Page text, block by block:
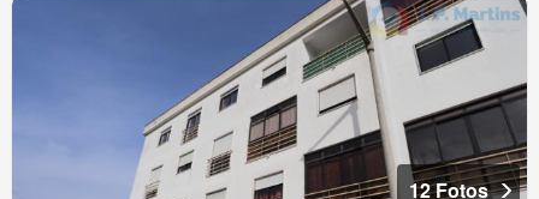
12 Fotos